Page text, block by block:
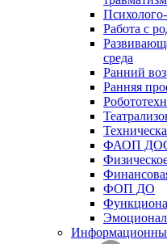
Работа с
среда
Ранний
Ранняя
ФАОП
ФОП ДО